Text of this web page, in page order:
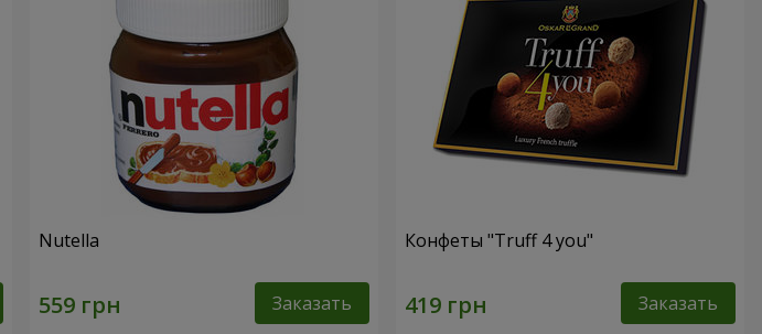
Nutella
Заказать
Конфеты "Truff 4 you"
Заказать